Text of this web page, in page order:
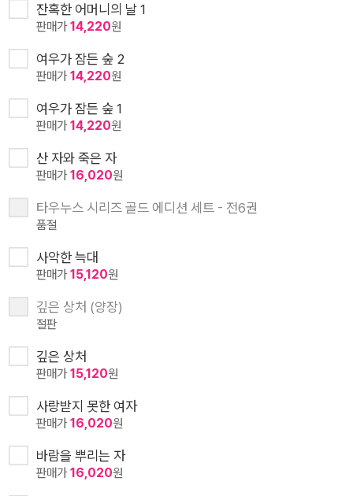
잔혹한 어머니의 날 1
판매가14,220원
여우가 잠든 숲 2
판매가14,220원
여우가 잠든 숲 1
판매가14,220원
산 자와 죽은 자
판매가16,020원
타우누스 시리즈 골드 에디션 세트 - 전6권
품절
사악한 늑대
판매가15,120원
깊은 상처 (양장)
절판
깊은 상처
판매가15,120원
사랑받지 못한 여자
판매가16,020원
바람을 뿌리는 자
판매가16,020원